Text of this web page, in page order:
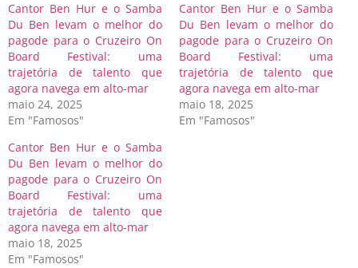
Cantor Ben Hur e o Samba
Du Ben levam o melhor do
pagode para o Cruzeiro On
Board Festival: uma
trajetória de talento que
agora navega em alto-mar
maio 24, 2025
Em "Famosos"
Cantor Ben Hur e o Samba
Du Ben levam o melhor do
pagode para o Cruzeiro On
Board Festival: uma
trajetória de talento que
agora navega em alto-mar
maio 18, 2025
Em "Famosos"
Cantor Ben Hur e o Samba
Du Ben levam o melhor do
pagode para o Cruzeiro On
Board Festival: uma
trajetória de talento que
agora navega em alto-mar
maio 18, 2025
Em "Famosos"